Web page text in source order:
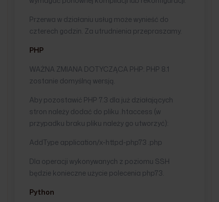
Przerwa w działaniu usług może wynieść do
czterech godzin. Za utrudnienia przepraszamy.
PHP
WAŻNA ZMIANA DOTYCZĄCA PHP: PHP 8.1
zostanie domyślną wersją.
Aby pozostawić PHP 7.3 dla już działających
stron należy dodać do pliku .htaccess (w
przypadku braku pliku należy go utworzyć):
AddType application/x-httpd-php73 .php
Dla operacji wykonywanych z poziomu SSH
będzie konieczne użycie polecenia php73.
Python